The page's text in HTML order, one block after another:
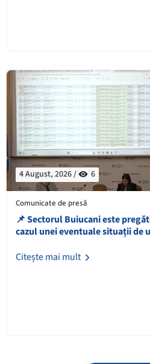
4 August, 2026 / 6
Comunicate de presă
📌 Sectorul Buiucani este
cazul unei eventuale situații de
Citește mai mult